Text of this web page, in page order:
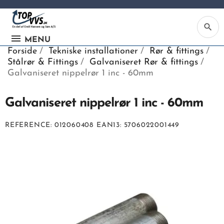
MENU
search
Forside Tekniske installationer
Rør & fittings
Stålrør & Fittings
Galvaniseret Rør & fittings
Galvaniseret nippelrør 1 inc - 60mm
Galvaniseret nippelrør 1 inc - 60mm
REFERENCE 012060408 EAN13 5706022001449